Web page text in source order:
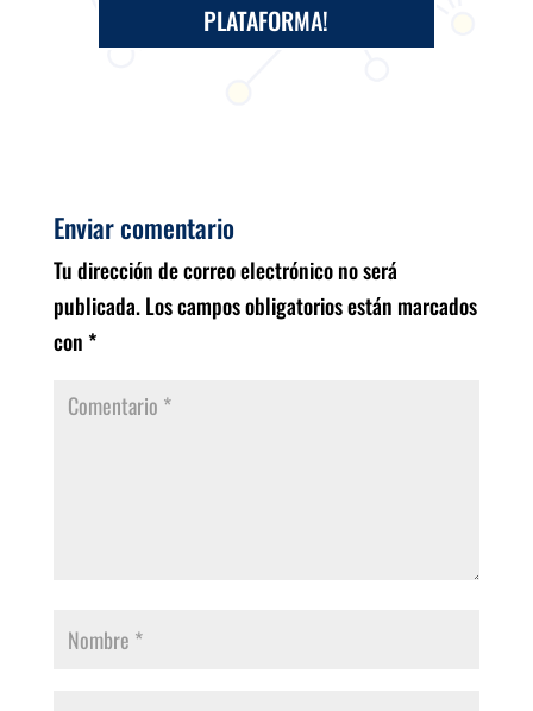
PLATAFORMA!
Enviar comentario
Tu dirección de correo electrónico no será
publicada. Los campos obligatorios están marcados
con *